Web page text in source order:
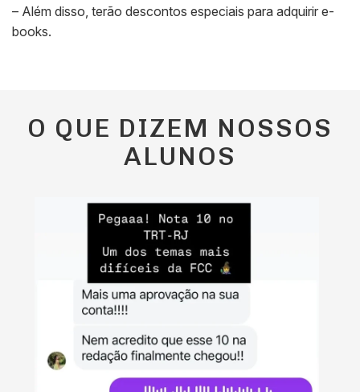
– Além disso, terão descontos especiais para adquirir e-
books.
O QUE DIZEM NOSSOS
ALUNOS